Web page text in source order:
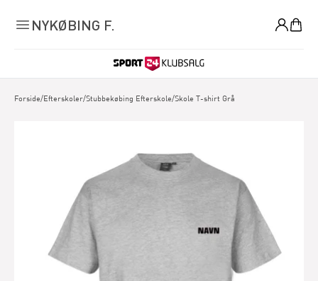
NYKØBING F.
Forside/Efterskoler/Stubbekøbing Efterskole/Skole T-shirt Grå